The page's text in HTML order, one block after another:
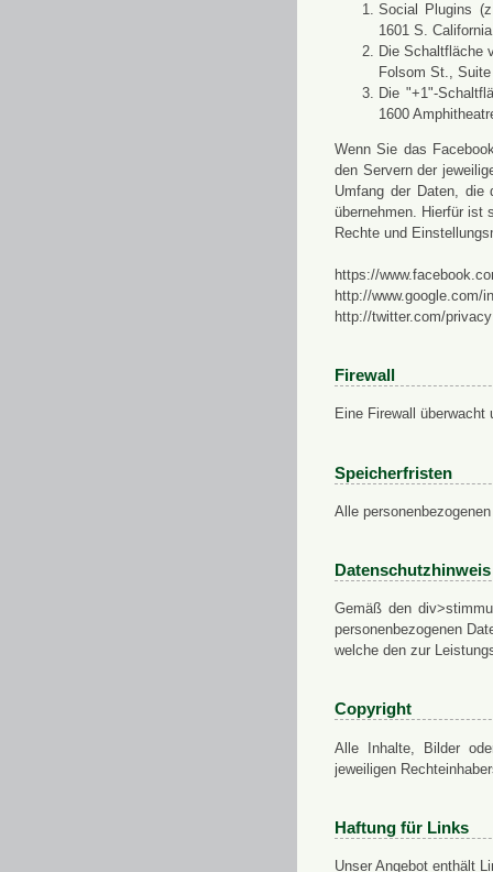
Social Plugins
1601 S.
Die Schaltfläche
Folsom St.,
Die "+1"-
1600
Wenn Sie das
den Servern der
Umfang der Daten, die
übernehmen. Hierfür ist
Rechte und
https://
http://www.google.com/
http://twitter.com/privacy
Firewall
Eine Firewall
Speicherfristen
Alle
Datenschutzhinweis
Gemäß den
personenbezogenen
welche den zur
Copyright
Alle Inhalte, Bilder
jeweiligen
Haftung für Links
Unser Angebot enthält